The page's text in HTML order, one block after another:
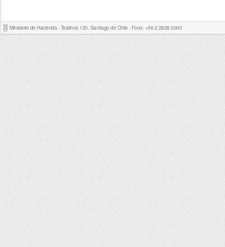
Ministerio de Hacienda - Teatinos 120, Santiago de Chile - Fono: +56 2 2828 2000